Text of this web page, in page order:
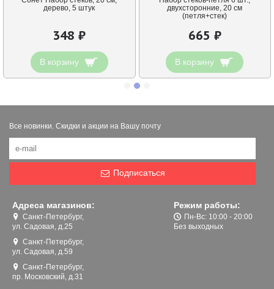
дерево, 5 штук
348 ₽
В корзину
двухсторонние, 20 см
(петля+стек)
665 ₽
В корзину
Все новинки. Скидки и акции на Вашу почту
Подписаться
Адреса магазинов:
Санкт-Петербург,
ул. Садовая, д.25
Санкт-Петербург,
ул. Садовая, д.59
Санкт-Петербург,
пр. Московский, д.31
Режим работы:
Пн-Вс: 10:00 - 20:00
Без выходных